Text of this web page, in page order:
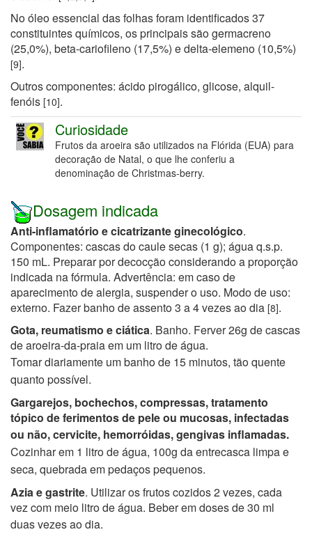
No óleo essencial das folhas foram identificados 37
constituintes químicos, os principais são germacreno
(25,0%), beta-cariofileno (17,5%) e delta-elemeno (10,5%)
[9].
Outros componentes: ácido pirogálico, glicose, alquil-
fenóis [10].
Curiosidade
Frutos da aroeira são utilizados na Flórida (EUA) para
decoração de Natal, o que lhe conferiu a
denominação de Christmas-berry.
Dosagem indicada
Anti-inflamatório e cicatrizante ginecológico.
Componentes: cascas do caule secas (1 g); água q.s.p.
150 mL. Preparar por decocção considerando a proporção
indicada na fórmula. Advertência: em caso de
aparecimento de alergia, suspender o uso. Modo de uso:
externo. Fazer banho de assento 3 a 4 vezes ao dia [8].
Gota, reumatismo e ciática. Banho. Ferver 26g de cascas
de aroeira-da-praia em um litro de água.
Tomar diariamente um banho de 15 minutos, tão quente
quanto possível.
Gargarejos, bochechos, compressas, tratamento
tópico de ferimentos de pele ou mucosas, infectadas
ou não, cervicite, hemorróidas, gengivas inflamadas.
Cozinhar em 1 litro de água, 100g da entrecasca limpa e
seca, quebrada empedaços pequenos.
Azia e gastrite. Utilizar os frutos cozidos 2 vezes, cada
vez com meio litro de água. Beber em doses de 30 ml
duasvezes ao dia.